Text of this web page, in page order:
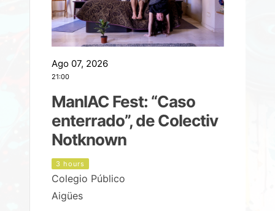
Ago 07, 2026
21:00
ManIAC Fest: “Caso
enterrado”, de Colectiv
Notknown
3 hours
Colegio Público
Aigües